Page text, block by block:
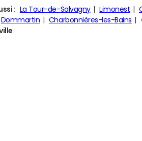
: La Tour-de-Salvagny Limonest
Dommartin Charbonnières-les-Bains